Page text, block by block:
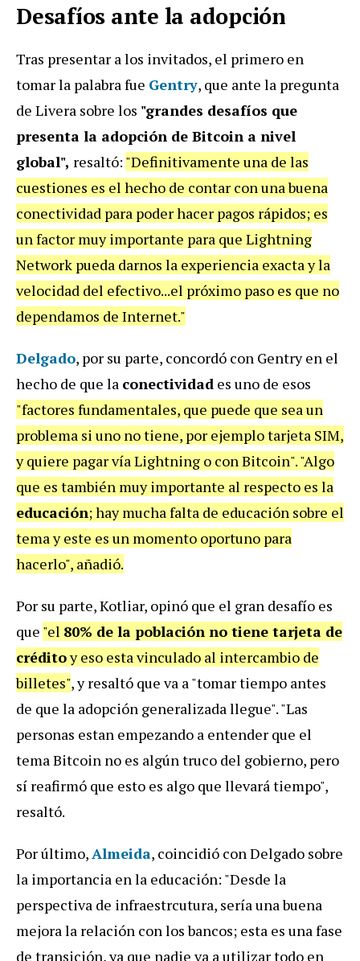
Desafíos ante la adopción
Tras presentar a los invitados, el primero en
tomar la palabra fue Gentry, que ante la pregunta
de Livera sobre los "grandes desafíos que
presenta la adopción de Bitcoin a nivel
global", resaltó: "Definitivamente una de las
cuestiones es el hecho de contar con una buena
conectividad para poder hacer pagos rápidos; es
un factor muy importante para que Lightning
Network pueda darnos la experiencia exacta y la
velocidad del efectivo...el próximo paso es que no
dependamos de Internet."
Delgado, por su parte, concordó con Gentry en el
hecho de que la conectividad es uno de esos
"factores fundamentales, que puede que sea un
problema si uno no tiene, por ejemplo tarjeta SIM,
y quiere pagar vía Lightning o con Bitcoin". "Algo
que es también muy importante al respecto es la
educación; hay mucha falta de educación sobre el
tema y este es un momento oportuno para
hacerlo", añadió.
Por su parte, Kotliar, opinó que el gran desafío es
que "el 80% de la población no tiene tarjeta de
créditoy eso esta vinculado al intercambio de
billetes", y resaltó que va a "tomar tiempo antes
de que la adopción generalizada llegue". "Las
personas estan empezando a entender que el
tema Bitcoin no es algún truco del gobierno, pero
sí reafirmó que esto es algo que llevará tiempo",
resaltó.
Por último,Almeida, coincidió con Delgado sobre
la importancia en la educación: "Desde la
perspectiva de infraestrcutura, sería una buena
mejora la relación con los bancos; esta es una fase
de transición, ya que nadie va a utilizar todo en